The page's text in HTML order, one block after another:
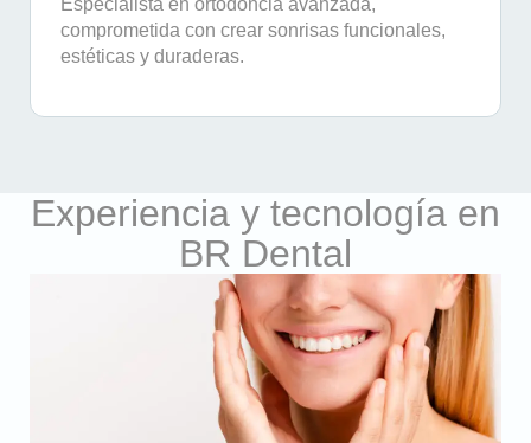
Especialista en ortodoncia avanzada,
comprometida con crear sonrisas funcionales,
estéticas y duraderas.
Experiencia y tecnología en
BR Dental